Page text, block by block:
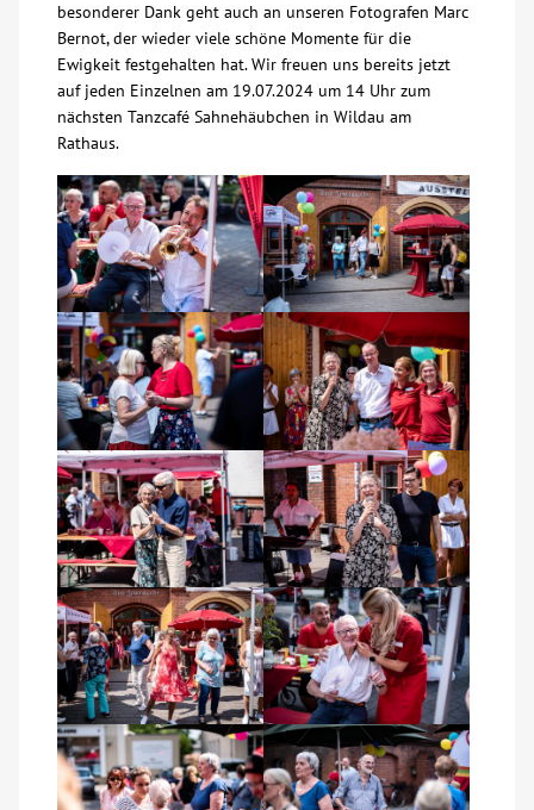
Suche
Kontakt
AWO BB Süd
besonderer Dank geht auch an unseren Fotografen Marc
Bernot, der wieder viele schöne Momente für die
Ewigkeit festgehalten hat. Wir freuen uns bereits jetzt
auf jeden Einzelnen am 19.07.2024 um 14 Uhr zum
nächsten Tanzcafé Sahnehäubchen in Wildau am
Rathaus.